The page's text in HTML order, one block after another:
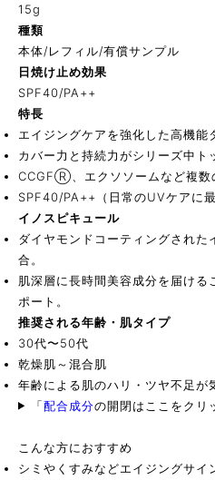
15g
種類
本体/レフィル/有償サンプル
日焼け止め効果
SPF40/PA++
特長
エイジングケアを強化した高機能
カバー力と持続力がシリーズ中ト
CCGFⓇ、エクソソームなど複数
SPF40/PA++（日常のUVケアに最
イノスピキュール
ダイヤモンドコーティングされ
合。
肌深層に長時間美容成分を届け
ポート。
推奨される年齢・肌タイプ
30代〜50代
乾燥肌～混合肌
年齢による肌のハリ・ツヤ不足が
「配合成分の開閉はここをクリ
こんな方におすすめ
シミやくすみなどエイジングサイ